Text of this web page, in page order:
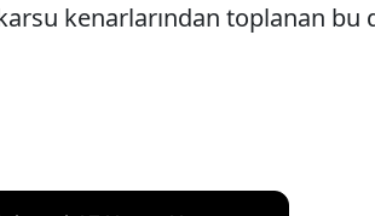
kenarlarından toplanan bu